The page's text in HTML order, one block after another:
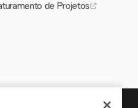
de Projetos